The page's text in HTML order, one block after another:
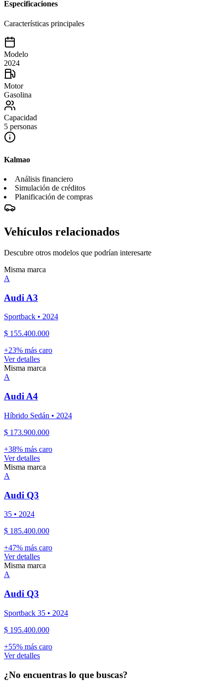
Especificaciones
Características principales
Modelo
2024
Motor
Gasolina
Capacidad
5 personas
Kalmao
Análisis financiero
Simulación de créditos
Planificación de compras
Vehículos relacionados
Descubre otros modelos que podrían interesarte
Misma marca
A
Audi A3
Sportback • 2024
$ 155.400.000
+23% más caro
Ver detalles
Misma marca
A
Audi A4
Híbrido Sedán • 2024
$ 173.900.000
+38% más caro
Ver detalles
Misma marca
A
Audi Q3
35 • 2024
$ 185.400.000
+47% más caro
Ver detalles
Misma marca
A
Audi Q3
Sportback 35 • 2024
$ 195.400.000
+55% más caro
Ver detalles
¿No encuentras lo que buscas?